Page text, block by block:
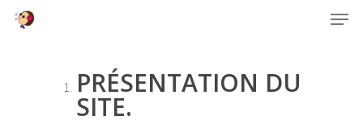
Hit enter to search or ESC to close
PRÉSENTATION DU
SITE.